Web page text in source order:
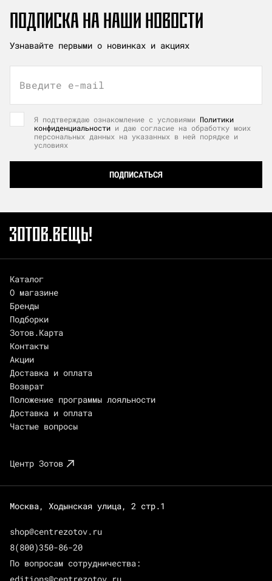
ПОДПИСКА НА НАШИ НОВОСТИ
Узнавайте первыми о новинках и акциях
Введите e-mail
Я подтверждаю ознакомление с условиями Политики
конфиденциальности и даю согласие на обработку моих
персональных данных на указанных в ней порядке и
условиях
ПОДПИСАТЬСЯ
Каталог
О магазине
Бренды
Подборки
Зотов.Карта
Контакты
Акции
Доставка и оплата
Возврат
Положение программы лояльности
Доставка и оплата
Частые вопросы
Центр Зотов
Москва, Ходынская улица, 2 стр.1
shop@centrezotov.ru
8(800)350-86-20
По вопросам сотрудничества: